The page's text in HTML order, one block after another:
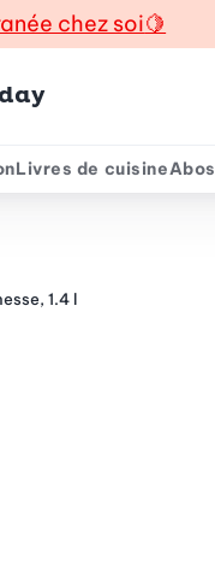
chez soi🍋
Livres de cuisineAbos
1.4 l